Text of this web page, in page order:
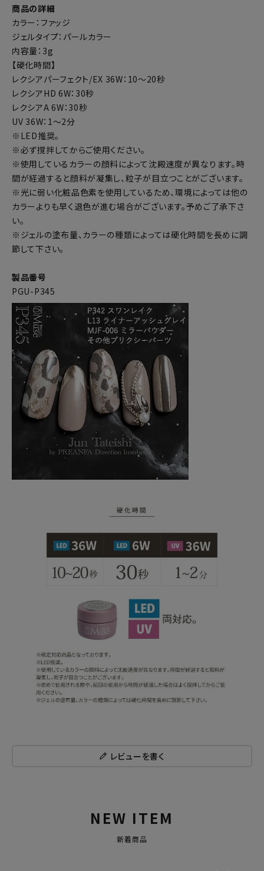
商品の詳細
カラー：ファッジ
ジェルタイプ：パールカラー
内容量：3g
【硬化時間】
レクシアパーフェクト/EX 36W：10～20秒
レクシアHD 6W：30秒
レクシアA 6W：30秒
UV 36W：1～2分
※LED推奨。
※必ず撹拌してからご使用ください。
※使用しているカラーの顔料によって沈殿速度が異なります。時
間が経過すると顔料が凝集し、粒子が目立つことがございます。
※光に弱い化粧品色素を使用しているため、環境によっては他の
カラーよりも早く退色が進む場合がございます。予めご了承下さ
い。
※ジェルの塗布量、カラーの種類によっては硬化時間を長めに調
節して下さい。
製品番号
PGU-P345
レビューを書く
NEW ITEM
新着商品